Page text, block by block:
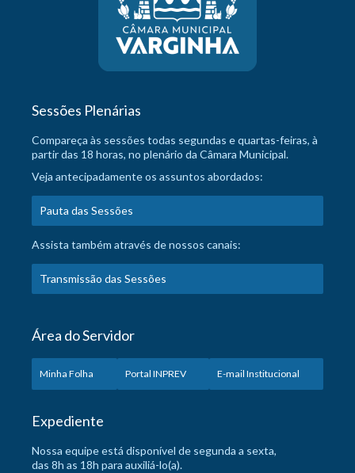
Sessões Plenárias
Compareça às sessões todas segundas e quartas-feiras, à
partir das 18 horas, no plenário da Câmara Municipal.
Veja antecipadamente os assuntos abordados:
Pauta das Sessões
Assista também através de nossos canais:
Transmissão das Sessões
Área do Servidor
Minha Folha Portal INPREV E-mail Institucional
Expediente
Nossa equipe está disponível de segunda a sexta,
das 8h as 18h para auxiliá-lo(a).